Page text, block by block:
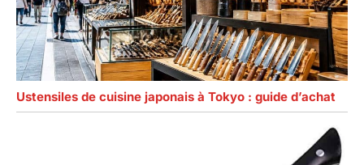
Ustensiles de cuisine japonais à Tokyo : guide d’achat